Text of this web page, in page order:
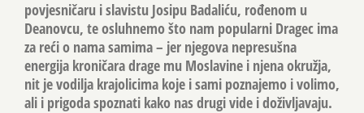
povjesničaru i slavistu Josipu Badaliću, rođenom u
Deanovcu, te osluhnemo što nam popularni Dragec ima
za reći o nama samima – jer njegova nepresušna
energija kroničara drage mu Moslavine i njena okružja,
nit je vodilja krajolicima koje i sami poznajemo i volimo,
ali i prigoda spoznati kako nas drugi vide i doživljavaju.